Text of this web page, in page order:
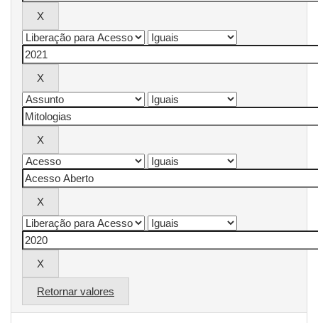
Retornar valores